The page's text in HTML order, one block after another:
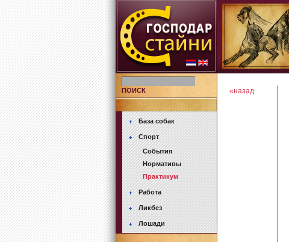
ПОИСК
База собак
Спорт
События
Нормативы
Практикум
Работа
Ликбез
Лошади
«назад